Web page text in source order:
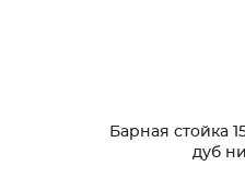
Барная стойка
дуб